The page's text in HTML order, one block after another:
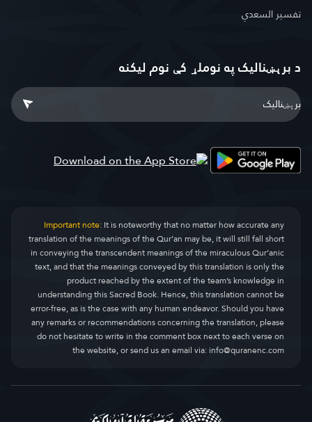
تفسير السعدي
د برېښنالیک په نوملړ کې نوم لیکنه
Important note:It is noteworthy that no matter how accurate any
translation of the meanings of the Qur’an may be, it will still fall short
in conveying the transcendent meanings of the miraculous Qur’anic
text, and that the meanings conveyed by this translation is only the
product reached by the extent of the team’s knowledge in
understanding this Sacred Book. Hence, this translation cannot be
error-free, as is the case with any human endeavor. Should you have
any remarks or recommendations concerning the translation, please
do not hesitate to write in the comment box next to each verse on
the website, or send us an email via:info@quranenc.com